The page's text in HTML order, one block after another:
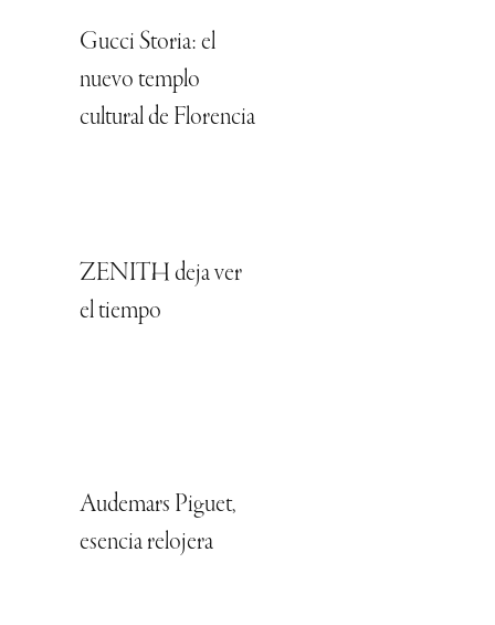
Gucci Storia: el
nuevo templo
cultural de Florencia
ZENITH deja ver
el tiempo
Audemars Piguet,
esencia relojera